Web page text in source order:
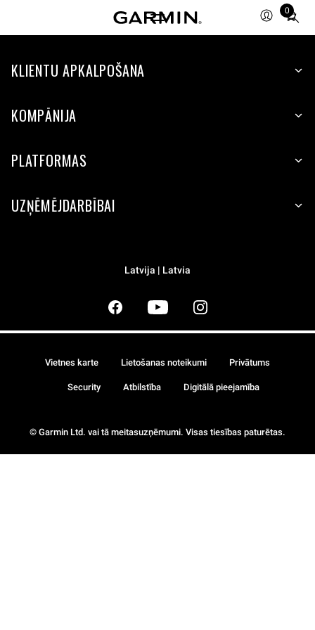
0
Total
items
cart:
KLIENTU APKALPOŠANA
KOMPĀNIJA
PLATFORMAS
UZŅĒMĒJDARBĪBAI
Latvija | Latvia
© Garmin Ltd. vai tā meitasuzņēmumi. Visas tiesības paturētas.
Vietnes karte Lietošanas noteikumi Privātums
Security Atbilstība Digitālā pieejamība